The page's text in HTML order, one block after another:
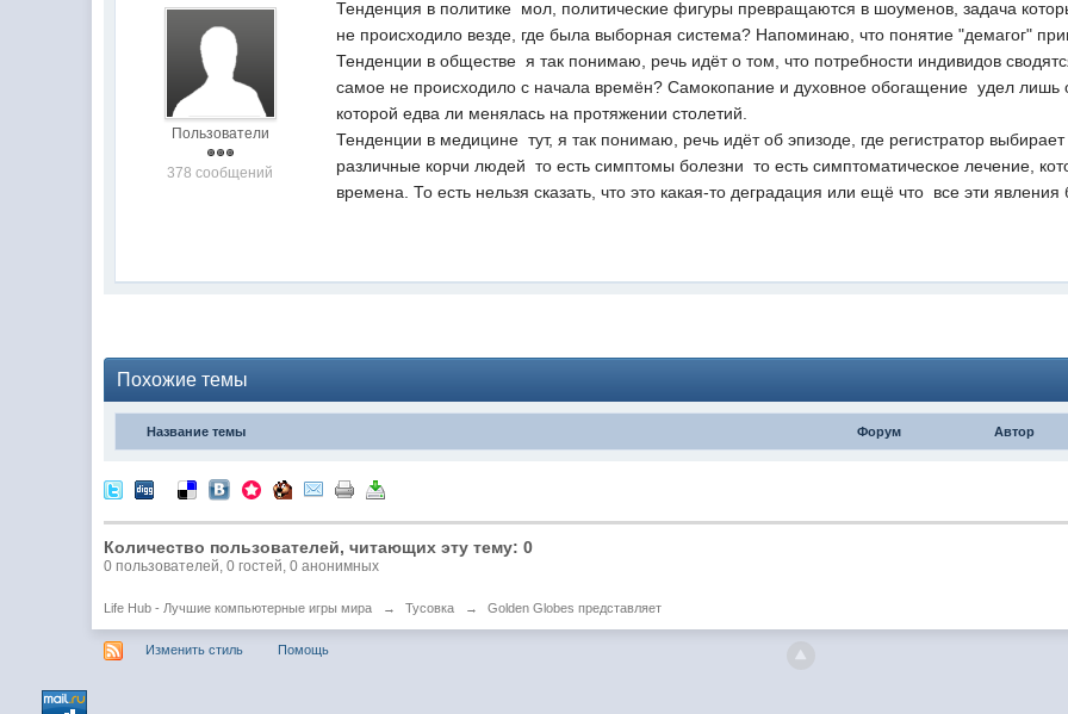
Пользователи
378 сообщений
Тенденция в политике  мол, политические фигуры превращаются в шоуменов, задача
не происходило везде, где была выборная система? Напоминаю, что понятие "демагог"
Тенденции в обществе  я так понимаю, речь идёт о том, что потребности индивидов
самое не происходило с начала времён? Самокопание и духовное обогащение  удел
которой едва ли менялась на протяжении столетий.
Тенденции в медицине  тут, я так понимаю, речь идёт об эпизоде, где регистратор
различные корчи людей  то есть симптомы болезни  то есть симптоматическое лечение,
времена. То есть нельзя сказать, что это какая-то деградация или ещё что  все эти явления
Похожие темы
Название темы Форум Автор
Количество пользователей, читающих эту тему: 0
0 пользователей, 0 гостей, 0 анонимных
Life Hub - Лучшие компьютерные игры мира → Тусовка → Golden Globes представляет
Изменить стиль Помощь